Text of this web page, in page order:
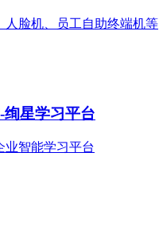
人脸机、员工自助终端机等
绚星学习平台
业智能学习平台